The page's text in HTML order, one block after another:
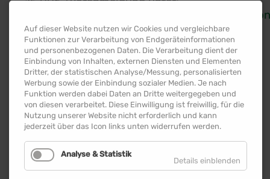
https://my.raceresult.com/327732/
möglich; danach 20€ auch vor Ort
möglich). Im vergangenen Jahr waren es
150 aktive Teilnehmer.
„Es ist kein Radrennen, sondern eine
Ausfahrt für sportlich ambitionierte
Rennradfahrer und -fahrerinnen“, erklärt
Thomas Siegel vom „Radprofi“. Trotzdem
ist ein Helm natürlich Pflicht. „Man sollte
die Strecke nicht unterschätzen, sie
macht Spaß und ist dennoch
herausfordernd im richtigen Maße."
Auf dieser Website nutzen wir Cookies und vergleichbare
Funktionen zur Verarbeitung von Endgeräteinformationen
und personenbezogenen Daten. Die Verarbeitung dient der
Einbindung von Inhalten, externen Diensten und Elementen
Dritter, der statistischen Analyse/Messung, personalisierten
Werbung sowie der Einbindung sozialer Medien. Je nach
Funktion werden dabei Daten an Dritte weitergegeben und
von diesen verarbeitet. Diese Einwilligung ist freiwillig, für die
Nutzung unserer Website nicht erforderlich und kann
jederzeit über das Icon links unten widerrufen werden.
Analyse & Statistik
Details einblenden